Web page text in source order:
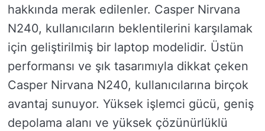
hakkında merak edilenler. Casper Nirvana
N240, kullanıcıların beklentilerini karşılamak
için geliştirilmiş bir laptop modelidir. Üstün
performansı ve şık tasarımıyla dikkat çeken
Casper Nirvana N240, kullanıcılarına birçok
avantaj sunuyor. Yüksek işlemci gücü, geniş
depolama alanı ve yüksek çözünürlüklü